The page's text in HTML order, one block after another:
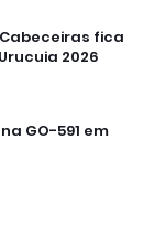
fica
2026
GO-591 em